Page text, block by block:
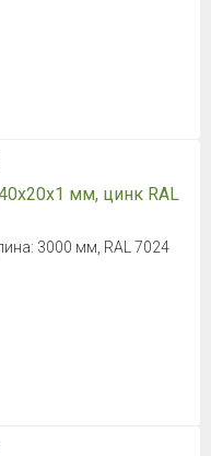
мм, цинк RAL
3000 мм, RAL 7024